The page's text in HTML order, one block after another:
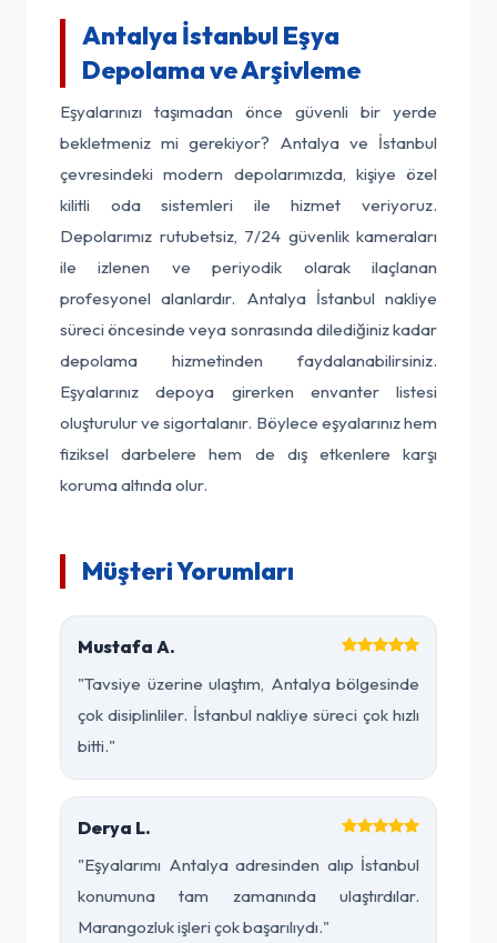
Antalya İstanbul Eşya
Depolama ve Arşivleme
Eşyalarınızı taşımadan önce güvenli bir yerde
bekletmeniz mi gerekiyor? Antalya ve İstanbul
çevresindeki modern depolarımızda, kişiye özel
kilitli oda sistemleri ile hizmet veriyoruz.
Depolarımız rutubetsiz, 7/24 güvenlik kameraları
ile izlenen ve periyodik olarak ilaçlanan
profesyonel alanlardır. Antalya İstanbul nakliye
süreci öncesinde veya sonrasında dilediğiniz kadar
depolama hizmetinden faydalanabilirsiniz.
Eşyalarınız depoya girerken envanter listesi
oluşturulur ve sigortalanır. Böylece eşyalarınız hem
fiziksel darbelere hem de dış etkenlere karşı
koruma altında olur.
Müşteri Yorumları
Mustafa A.
"Tavsiye üzerine ulaştım, Antalya bölgesinde
çok disiplinliler. İstanbul nakliye süreci çok hızlı
bitti."
Derya L.
"Eşyalarımı Antalya adresinden alıp İstanbul
konumuna tam zamanında ulaştırdılar.
Marangozluk işleri çok başarılıydı."